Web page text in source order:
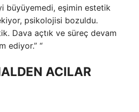
iyi büyüyemedi, eşimin estetik
psikolojisi bozuldu.
Dava açtık ve süreç devam
ediyor.” “
ACILAR